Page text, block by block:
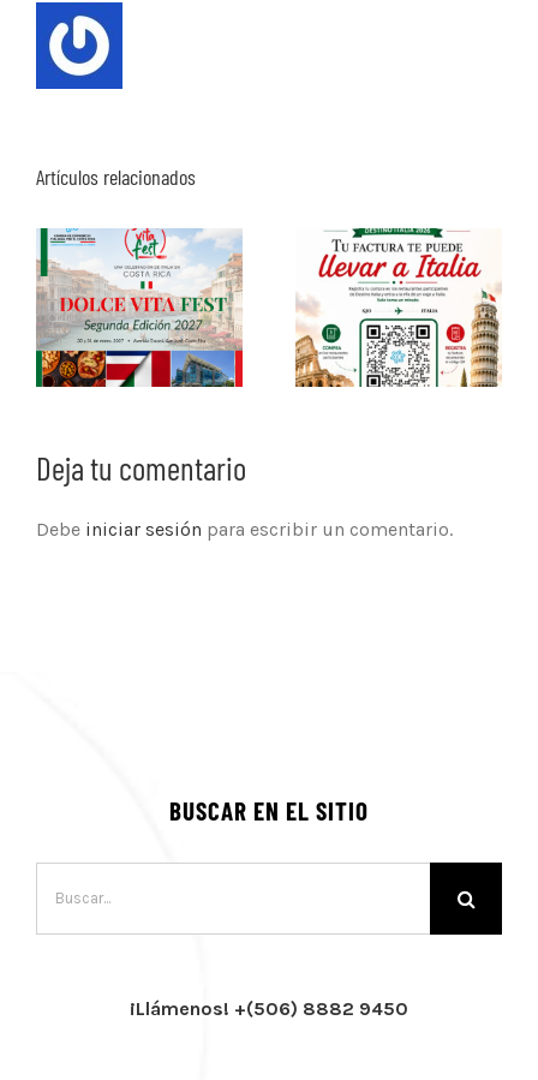
Artículos relacionados
Deja tu comentario
Debe iniciar sesión para escribir un comentario.
BUSCAR EN EL SITIO
¡Llámenos! +(506) 8882 9450